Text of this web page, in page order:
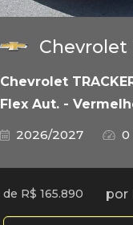
Chevrolet
Chevrolet
Flex Aut. -
2026/2027
0
de R$ 165.890 por